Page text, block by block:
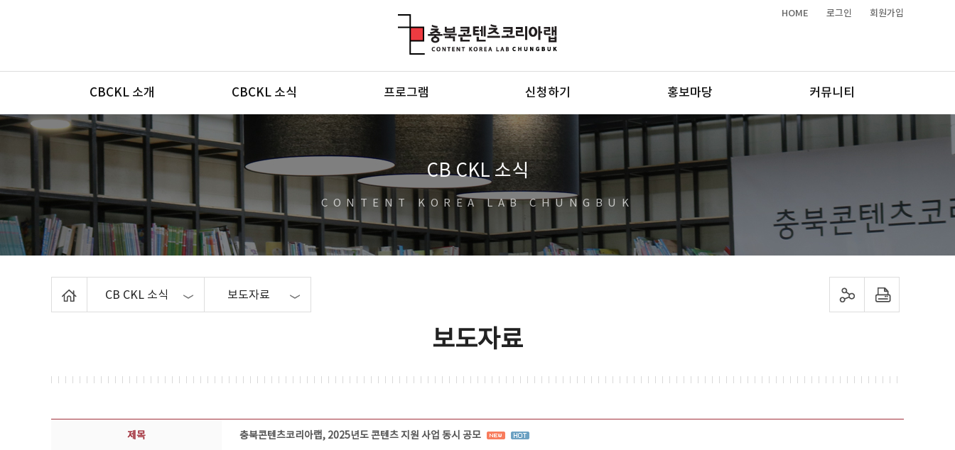
HOME 로그인 회원가입
메뉴
CBCKL 소개 CBCKL 소식 프로그램 신청하기 홍보마당 커뮤니티
CB CKL 소식
CONTENT KOREA LAB CHUNGBUK
CB CKL 소식 보도자료 sns 공유하기 프린트하기
보도자료
보도자료 상세보기 - 제목, 담당부서, 담당자, 담당연락처, 내용, 첨부파일 정보 제공
제목 충북콘텐츠코리아랩, 2025년도 콘텐츠 지원 사업 동시 공모